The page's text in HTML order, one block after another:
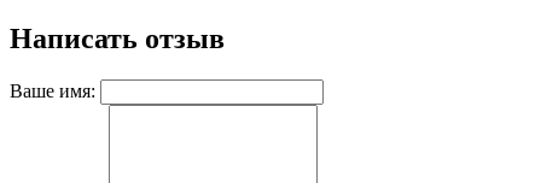
Написать отзыв
Ваше имя: